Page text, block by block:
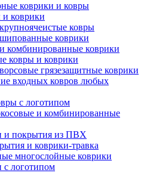
коврики и ковры
и коврики
ковры
коврики
комбинированные коврики
ковры и коврики
грязезащитные коврики
входных ковров любых
с логотипом
и комбинированные
и покрытия из ПВХ
и коврики-травка
многослойные коврики
с логотипом